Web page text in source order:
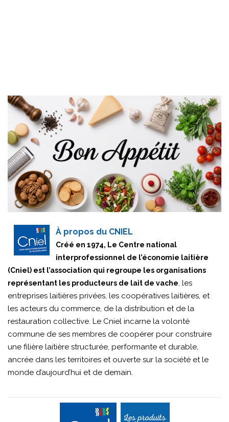
À propos du CNIEL
Créé en 1974, Le Centre national
interprofessionnel de l’économie laitière
(Cniel) est l’association qui regroupe les organisations
représentant les producteurs de lait de vache, les
entreprises laitières privées, les coopératives laitières, et
les acteurs du commerce, de la distribution et de la
restauration collective. Le Cniel incarne la volonté
commune de ses membres de coopérer pour construire
une filière laitière structurée, performante et durable,
ancrée dans les territoires et ouverte sur la société et le
monde d’aujourd’hui et de demain.